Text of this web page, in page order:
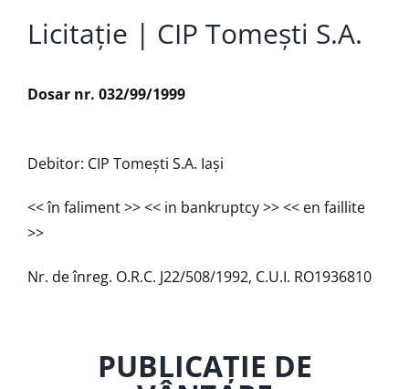
Licitație | CIP Tomeşti S.A.
Dosar nr. 032/99/1999
Debitor: CIP Tomeşti S.A. Iaşi
<< în faliment >> << in bankruptcy >> << en faillite
>>
Nr. de înreg. O.R.C. J22/508/1992, C.U.I. RO1936810
PUBLICAŢIE DE